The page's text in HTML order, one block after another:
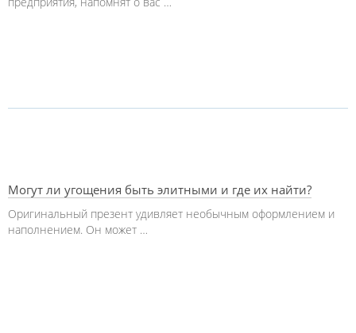
Могут ли угощения быть элитными и где их найти?
Оригинальный презент удивляет необычным оформлением и
наполнением. Он может …